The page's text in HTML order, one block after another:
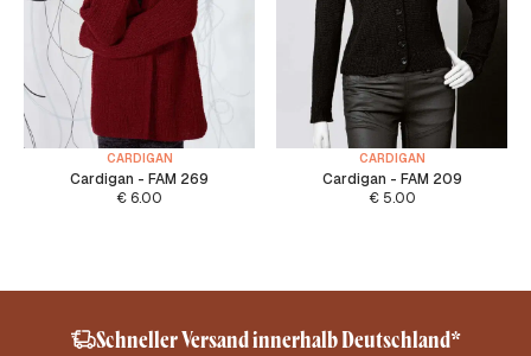
CARDIGAN
Cardigan - FAM 269
€ 6.00
CARDIGAN
Cardigan - FAM 209
€5.00
Schneller Versand innerhalb Deutschland*